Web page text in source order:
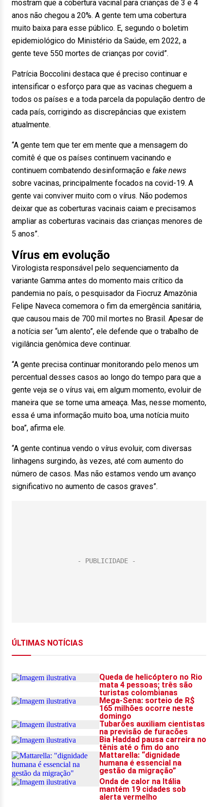
mostram que a cobertura vacinal para crianças de 3 e 4
anos não chegou a 20%. A gente tem uma cobertura
muito baixa para esse público. E, segundo o boletim
epidemiológico do Ministério da Saúde, em 2022, a
gente teve 550 mortes de crianças por covid”.
Patrícia Boccolini destaca que é preciso continuar e
intensificar o esforço para que as vacinas cheguem a
todos os países e a toda parcela da população dentro de
cada país, corrigindo as discrepâncias que existem
atualmente.
“A gente tem que ter em mente que a mensagem do
comitê é que os países continuem vacinando e
continuem combatendo desinformação e fake news
sobre vacinas, principalmente focados na covid-19. A
gente vai conviver muito com o vírus. Não podemos
deixar que as coberturas vacinais caiam e precisamos
ampliar as coberturas vacinais das crianças menores de
5 anos”.
Vírus em evolução
Virologista responsável pelo sequenciamento da
variante Gamma antes do momento mais crítico da
pandemia no país, o pesquisador da Fiocruz Amazônia
Felipe Naveca comemora o fim da emergência sanitária,
que causou mais de 700 mil mortes no Brasil. Apesar de
a notícia ser “um alento”, ele defende que o trabalho de
vigilância genômica deve continuar.
“A gente precisa continuar monitorando pelo menos um
percentual desses casos ao longo do tempo para que a
gente veja se o vírus vai, em algum momento, evoluir de
maneira que se torne uma ameaça. Mas, nesse momento,
essa é uma informação muito boa, uma notícia muito
boa”, afirma ele.
“A gente continua vendo o vírus evoluir, com diversas
linhagens surgindo, às vezes, até com aumento do
número de casos. Mas não estamos vendo um avanço
significativo no aumento de casos graves”.